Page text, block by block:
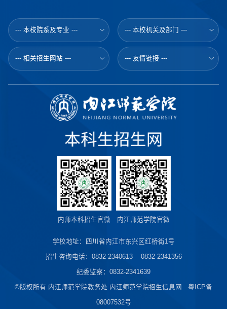
--- 本校院系及专业 --- --- 本校机关及部门 ---
--- 相关招生网站 --- --- 友情链接 ---
内师本科招生官微 内江师范学院官微
学校地址：四川省内江市东兴区红桥街1号
招生咨询电话：0832-2340613 0832-2341356
纪委监察：0832-2341639
©版权所有 内江师范学院教务处 内江师范学院招生信息网 粤ICP备
08007532号